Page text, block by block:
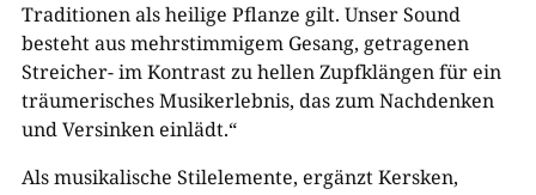
Traditionen als heilige Pflanze gilt. Unser Sound
besteht aus mehrstimmigem Gesang, getragenen
Streicher- im Kontrast zu hellen Zupfklängen für ein
träumerisches Musikerlebnis, das zum Nachdenken
und Versinken einlädt.“
Als musikalische Stilelemente, ergänzt Kersken,